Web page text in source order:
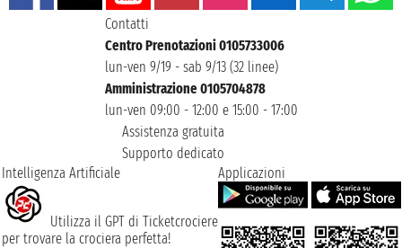
Contatti
Centro Prenotazioni 0105733006
lun-ven 9/19 - sab 9/13 (32 linee)
Amministrazione 0105704878
lun-ven 09:00 - 12:00 e 15:00 - 17:00
Assistenza gratuita
Supporto dedicato
Intelligenza Artificiale
Utilizza il GPT di Ticketcrociere
per trovare la crociera perfetta!
Applicazioni